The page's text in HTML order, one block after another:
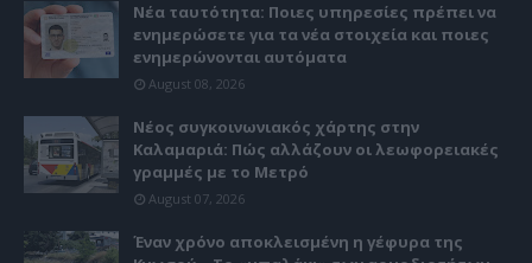
Νέα ταυτότητα: Ποιες υπηρεσίες πρέπει να
ενημερώσετε για τα νέα στοιχεία και ποιες
ενημερώνονται αυτόματα
August 08, 2026
Νέος συγκοινωνιακός χάρτης στην
Καλαμαριά: Πώς αλλάζουν οι λεωφορειακές
γραμμές με το Μετρό
August 07, 2026
Έναν χρόνο αποκλεισμένη η γέφυρα της